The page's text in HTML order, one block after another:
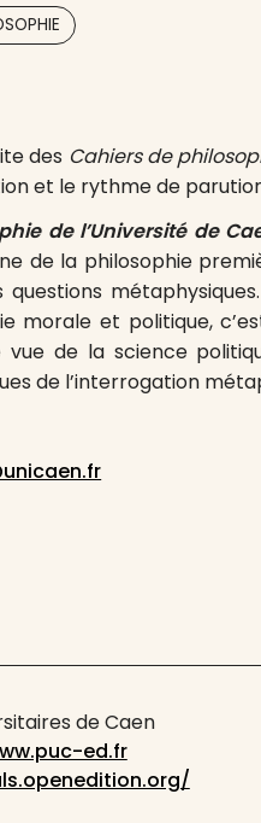
des Cahiers de
et le rythme de
de l’Université de
de la philosophie
morale et politique,
de la science
de l’interrogation
de Caen
ed.fr